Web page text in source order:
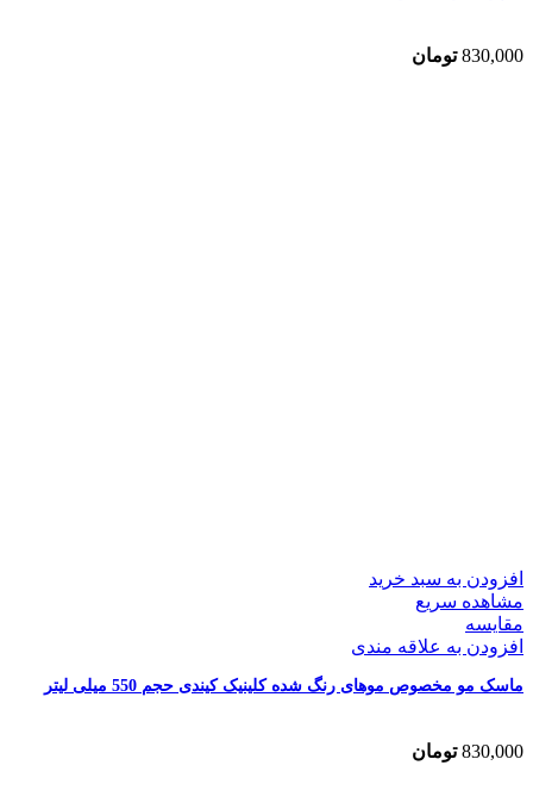
830,000 تومان
افزودن به سبد خرید
مشاهده سریع
مقایسه
افزودن به علاقه مندی
ماسک مو مخصوص موهای رنگ شده کلینیک کیندی حجم 550 میلی لیتر
830,000 تومان